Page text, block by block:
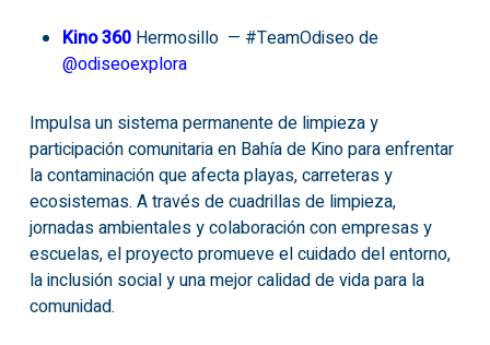
Kino 360 Hermosillo — #TeamOdiseo de
@odiseoexplora
Impulsa un sistema permanente de limpieza y
participación comunitaria en Bahía de Kino para enfrentar
la contaminación que afecta playas, carreteras y
ecosistemas. A través de cuadrillas de limpieza,
jornadas ambientales y colaboración con empresas y
escuelas, el proyecto promueve el cuidado del entorno,
la inclusión social y una mejor calidad de vida para la
comunidad.